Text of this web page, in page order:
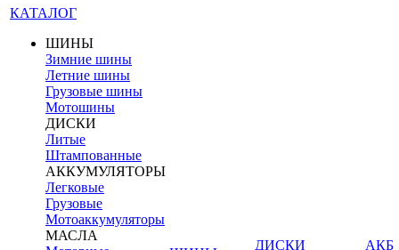
КАТАЛОГ
ШИНЫ
Зимние шины
Летние шины
Грузовые шины
Мотошины
ДИСКИ
Литые
Штампованные
АККУМУЛЯТОРЫ
Легковые
Грузовые
Мотоаккумуляторы
МАСЛА
ДИСКИ
АКБ